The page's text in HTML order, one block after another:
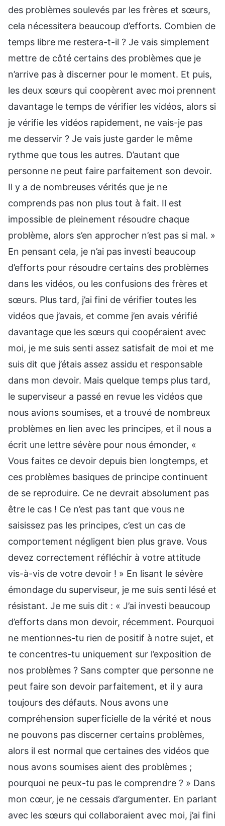
des problèmes soulevés par les frères et sœurs,
cela nécessitera beaucoup d’efforts. Combien de
temps libre me restera-t-il ? Je vais simplement
mettre de côté certains des problèmes que je
n’arrive pas à discerner pour le moment. Et puis,
les deux sœurs qui coopèrent avec moi prennent
davantage le temps de vérifier les vidéos, alors si
je vérifie les vidéos rapidement, ne vais-je pas
me desservir ? Je vais juste garder le même
rythme que tous les autres. D’autant que
personne ne peut faire parfaitement son devoir.
Il y a de nombreuses vérités que je ne
comprends pas non plus tout à fait. Il est
impossible de pleinement résoudre chaque
problème, alors s’en approcher n’est pas si mal. »
En pensant cela, je n’ai pas investi beaucoup
d’efforts pour résoudre certains des problèmes
dans les vidéos, ou les confusions des frères et
sœurs. Plus tard, j’ai fini de vérifier toutes les
vidéos que j’avais, et comme j’en avais vérifié
davantage que les sœurs qui coopéraient avec
moi, je me suis senti assez satisfait de moi et me
suis dit que j’étais assez assidu et responsable
dans mon devoir. Mais quelque temps plus tard,
le superviseur a passé en revue les vidéos que
nous avions soumises, et a trouvé de nombreux
problèmes en lien avec les principes, et il nous a
écrit une lettre sévère pour nous émonder, «
Vous faites ce devoir depuis bien longtemps, et
ces problèmes basiques de principe continuent
de se reproduire. Ce ne devrait absolument pas
être le cas ! Ce n’est pas tant que vous ne
saisissez pas les principes, c’est un cas de
comportement négligent bien plus grave. Vous
devez correctement réfléchir à votre attitude
vis-à-vis de votre devoir ! » En lisant le sévère
émondage du superviseur, je me suis senti lésé et
résistant. Je me suis dit : « J’ai investi beaucoup
d’efforts dans mon devoir, récemment. Pourquoi
ne mentionnes-tu rien de positif à notre sujet, et
te concentres-tu uniquement sur l’exposition de
nos problèmes ? Sans compter que personne ne
peut faire son devoir parfaitement, et il y aura
toujours des défauts. Nous avons une
compréhension superficielle de la vérité et nous
ne pouvons pas discerner certains problèmes,
alors il est normal que certaines des vidéos que
nous avons soumises aient des problèmes ;
pourquoi ne peux-tu pas le comprendre ? » Dans
mon cœur, je ne cessais d’argumenter. En parlant
avec les sœurs qui collaboraient avec moi, j’ai fini